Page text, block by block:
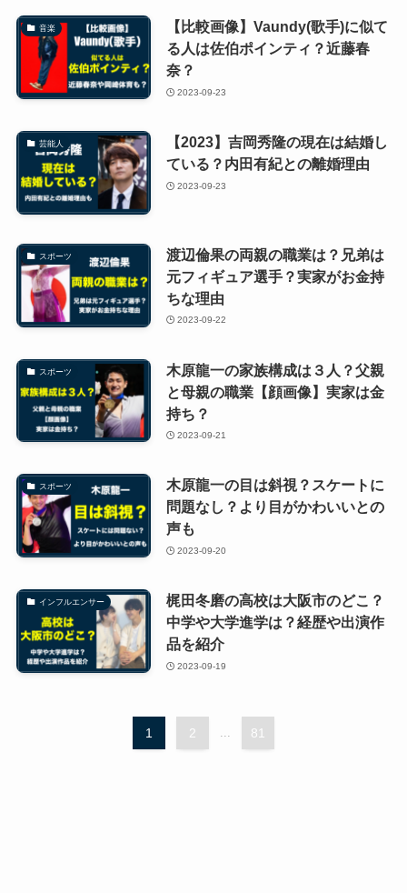
音楽
【比較画像】Vaundy(歌手)に似て
る人は佐伯ポインティ？近藤春
奈？
2023-09-23
芸能人
【2023】吉岡秀隆の現在は結婚し
ている？内田有紀との離婚理由
2023-09-23
スポーツ
渡辺倫果の両親の職業は？兄弟は
元フィギュア選手？実家がお金持
ちな理由
2023-09-22
スポーツ
木原龍一の家族構成は３人？父親
と母親の職業【顔画像】実家は金
持ち？
2023-09-21
スポーツ
木原龍一の目は斜視？スケートに
問題なし？より目がかわいいとの
声も
2023-09-20
インフルエンサー
梶田冬磨の高校は大阪市のどこ？
中学や大学進学は？経歴や出演作
品を紹介
2023-09-19
1 2 81